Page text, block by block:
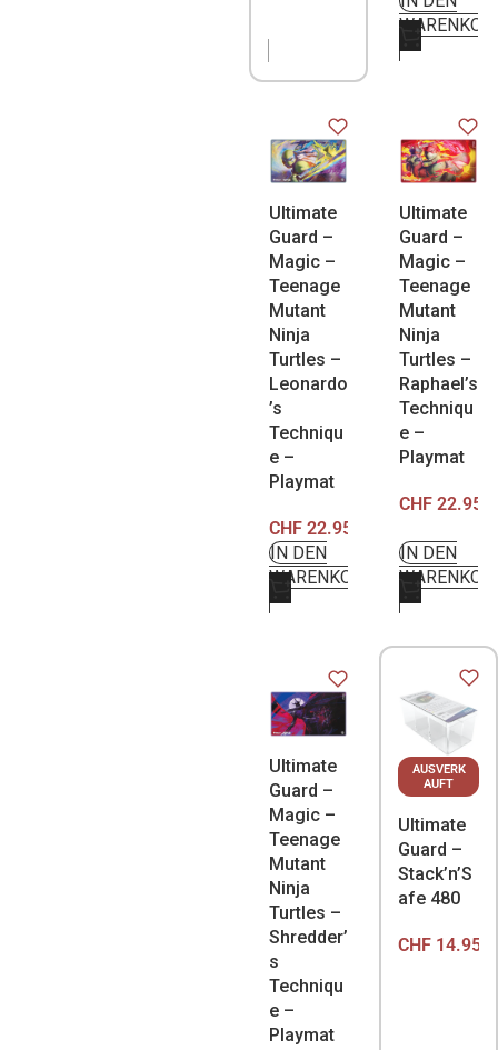
Ultimate
Guard –
Magic –
Teenage
Mutant
Ninja
Turtles –
Leonardo
’s
Techniqu
e –
Playmat
CHF 22.95
IN DEN
WARENKORB
Ultimate
Guard –
Magic –
Teenage
Mutant
Ninja
Turtles –
Raphael’s
Techniqu
e –
Playmat
CHF 22.95
IN DEN
Ultimate
Guard –
Magic –
Teenage
Mutant
Ninja
Turtles –
Shredder’
s
Techniqu
e –
Playmat
AUSVERK
AUFT
Ultimate
Guard –
Stack’n’S
afe 480
CHF 14.95